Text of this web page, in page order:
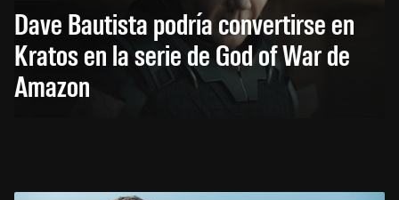
Dave Bautista podría convertirse en
Kratos en la serie de God of War de
Amazon